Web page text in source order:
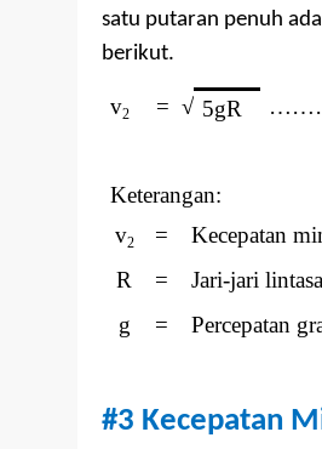
satu putaran penuh
berikut.
v2 = √ 5gR
Keterangan:
v2 =
Kecepatan
R
=
Jari-jari
g
= Percepatan
#3 Kecepatan